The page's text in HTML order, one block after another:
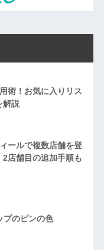
術！お気に入りリス
解説
ールで複数店舗を登
店舗目の追加手順も
プのピンの色